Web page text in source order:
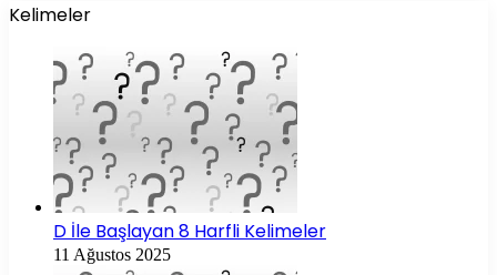
Kelimeler
D İle Başlayan 8 Harfli Kelimeler
11 Ağustos 2025